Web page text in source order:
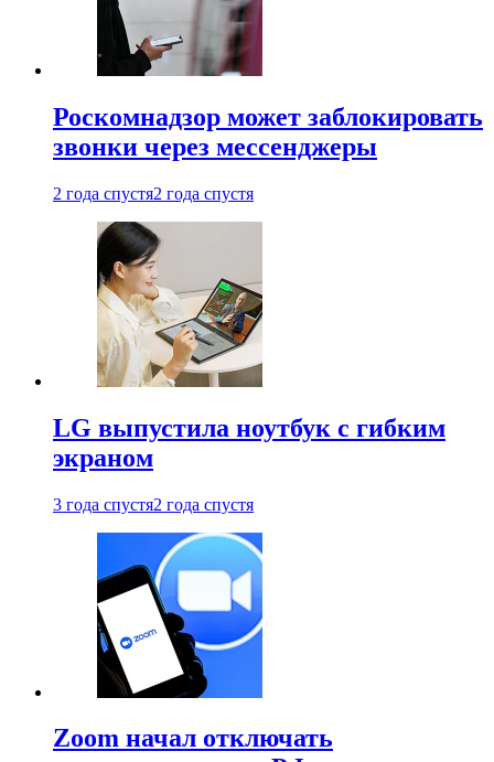
Роскомнадзор может заблокировать
звонки через мессенджеры
2 года спустя2 года спустя
LG выпустила ноутбук с гибким
экраном
3 года спустя2 года спустя
Zoom начал отключать